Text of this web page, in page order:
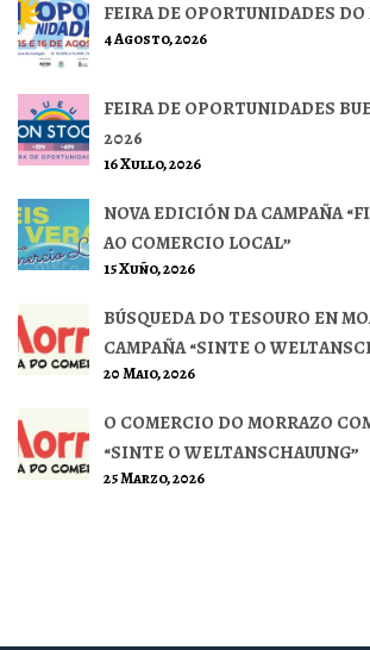
FEIRA DE OPORTUNIDADES
4 Agosto, 2026
FEIRA DE OPORTUNIDADES
2026
16 Xullo, 2026
NOVA EDICIÓN DA CAMPAÑA
AO COMERCIO LOCAL”
15 Xuño, 2026
BÚSQUEDA DO TESOURO EN
CAMPAÑA “SINTE O
20 Maio, 2026
O COMERCIO DO MORRAZO
“SINTE O WELTANSCHAUUNG”
25 Marzo, 2026